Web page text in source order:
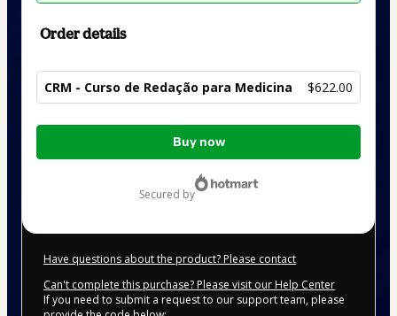
Order details
CRM - Curso de Redação para Medicina $622.00
Total
Buy now
secured by
Have questions about the product? Please contact
Can't complete this purchase? Please visit our Help Center
If you need to submit a request to our support team, please